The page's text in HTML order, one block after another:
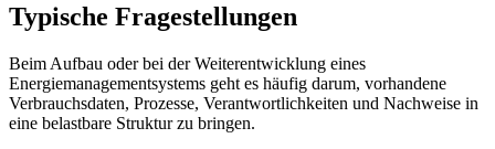
Typische Fragestellungen
Beim Aufbau oder bei der Weiterentwicklung eines
Energiemanagementsystems geht es häufig darum, vorhandene
Verbrauchsdaten, Prozesse, Verantwortlichkeiten und Nachweise in
eine belastbare Struktur zu bringen.